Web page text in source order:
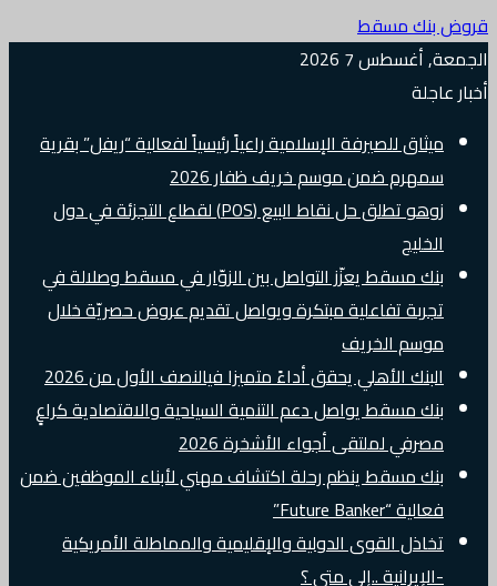
قروض بنك مسقط
الجمعة, أغسطس 7 2026
أخبار عاجلة
ميثاق للصيرفة الإسلامية راعياً رئيسياً لفعالية “ريفل” بقرية
سمهرم ضمن موسم خريف ظفار 2026
زوهو تطلق حل نقاط البيع (POS) لقطاع التجزئة في دول
الخليج
بنك مسقط يعزّز التواصل بين الزوّار في مسقط وصلالة في
تجربة تفاعلية مبتكرة ويواصل تقديم عروض حصريّة خلال
موسم الخريف
البنك الأهلي يحقق أداءً متميزا فيالنصف الأول من 2026
بنك مسقط يواصل دعم التنمية السياحية والاقتصادية كراعٍ
مصرفي لملتقى أجواء الأشخرة 2026
بنك مسقط ينظم رحلة اكتشاف مهني لأبناء الموظفين ضمن
فعالية “Future Banker”
تخاذل القوى الدولية والإقليمية والمماطلة الأمريكية
-الإيرانية ..إلى متى ؟